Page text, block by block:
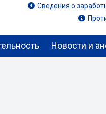
Сведения о
Новости и